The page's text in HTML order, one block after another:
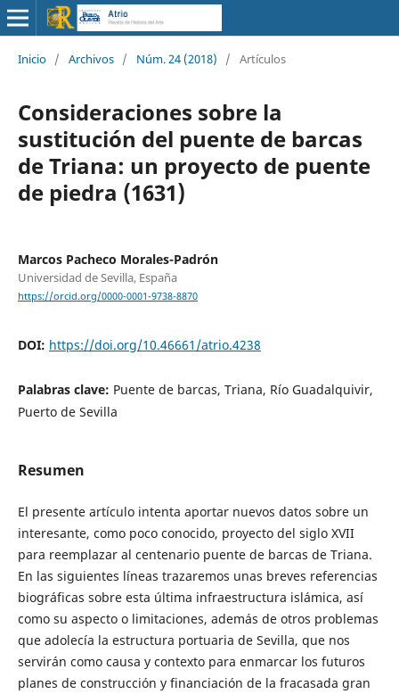
Inicio / Archivos / Núm. 24 (2018) / Artículos
Consideraciones sobre la
sustitución del puente de barcas
de Triana: un proyecto de puente
de piedra (1631)
Marcos Pacheco Morales-Padrón
Universidad de Sevilla, España
https://orcid.org/0000-0001-9738-8870
DOI: https://doi.org/10.46661/atrio.4238
Palabras clave: Puente de barcas, Triana, Río Guadalquivir,
Puerto de Sevilla
Resumen
El presente artículo intenta aportar nuevos datos sobre un
interesante, como poco conocido, proyecto del siglo XVII
para reemplazar al centenario puente de barcas de Triana.
En las siguientes líneas trazaremos unas breves referencias
biográficas sobre esta última infraestructura islámica, así
como su aspecto o limitaciones, además de otros problemas
que adolecía la estructura portuaria de Sevilla, que nos
servirán como causa y contexto para enmarcar los futuros
planes de construcción y financiación de la fracasada gran